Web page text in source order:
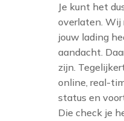
Je kunt het
overlaten. Wij
jouw lading
aandacht.
zijn.
online, real-
status en
Die check je